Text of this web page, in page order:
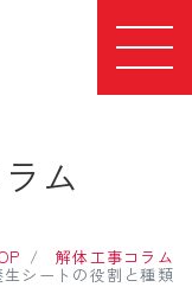
ム
解体工事コラム
シートの役割と種類